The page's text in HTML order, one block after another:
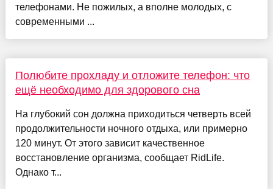
телефонами. Не пожилых, а вполне молодых, с
современными ...
Полюбите прохладу и отложите телефон: что
ещё необходимо для здорового сна
На глубокий сон должна приходиться четверть всей
продолжительности ночного отдыха, или примерно
120 минут. От этого зависит качественное
восстановление организма, сообщает RidLife.
Однако т...